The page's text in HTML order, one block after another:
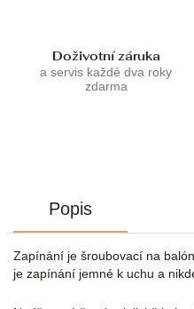
Doživotní záruka
a servis každé dva roky
zdarma
Popis
Zapínání je šroubovací na
je zapínání jemné k uchu a